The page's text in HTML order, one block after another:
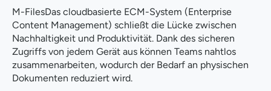
M-FilesDas cloudbasierte ECM-System (Enterprise
Content Management) schließt die Lücke zwischen
Nachhaltigkeit und Produktivität. Dank des sicheren
Zugriffs von jedem Gerät aus können Teams nahtlos
zusammenarbeiten, wodurch der Bedarf an physischen
Dokumenten reduziert wird.